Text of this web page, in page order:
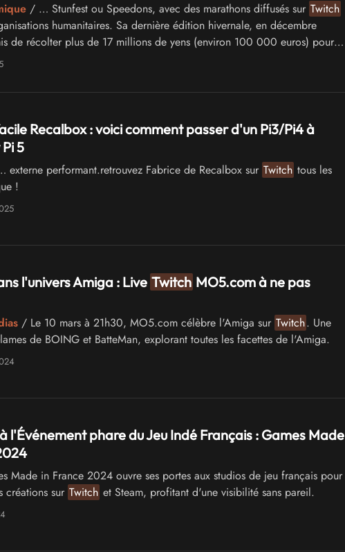
/ … Stunfest ou Speedons, avec des marathons diffusés sur Twitch
humanitaires. Sa dernière édition hivernale, en décembre
de récolter plus de 17 millions de yens (environ 100 000 euros) pour
…
Recalbox : voici comment passer d'un Pi3/Pi4 à
5
externe performant.retrouvez Fabrice de Recalbox sur Twitch tous les
!
l'univers Amiga : Live Twitch MO5.com à ne pas
/ Le 10 mars à 21h30, MO5.com célèbre l'Amiga sur Twitch. Une
de BOING et BatteMan, explorant toutes les facettes de l'Amiga.
l'Événement phare du Jeu Indé Français : Games Made
Made in France 2024 ouvre ses portes aux studios de jeu français pour
créations sur Twitch et Steam, profitant d'une visibilité sans pareil.